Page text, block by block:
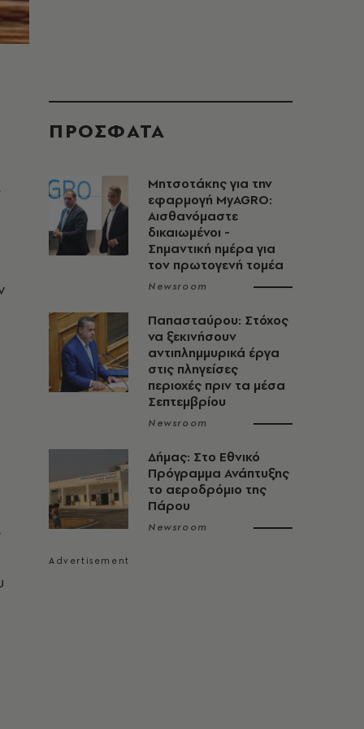
ΠΡΟΣΦΑΤΑ
Μητσοτάκης για την
εφαρμογή MyAGRO:
Αισθανόμαστε
δικαιωμένοι -
Σημαντική ημέρα για
τον πρωτογενή τομέα
Newsroom
Παπασταύρου: Στόχος
να ξεκινήσουν
αντιπλημμυρικά έργα
στις πληγείσες
περιοχές πριν τα μέσα
Σεπτεμβρίου
Newsroom
Δήμας: Στο Εθνικό
Πρόγραμμα Ανάπτυξης
το αεροδρόμιο της
Πάρου
Newsroom